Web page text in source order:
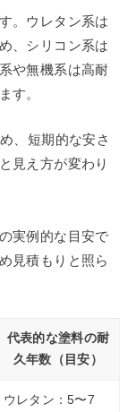
。ウレタン系は
、シリコン系は
や無機系は高耐
す。
、短期的な安さ
見え方が変わり
実例的な目安で
見積もりと照ら
代表的な塗料の耐
久年数（目安）
ウレタン：5〜7